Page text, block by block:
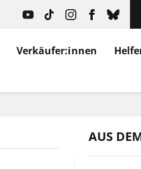
Verkäufer:innen
AUS